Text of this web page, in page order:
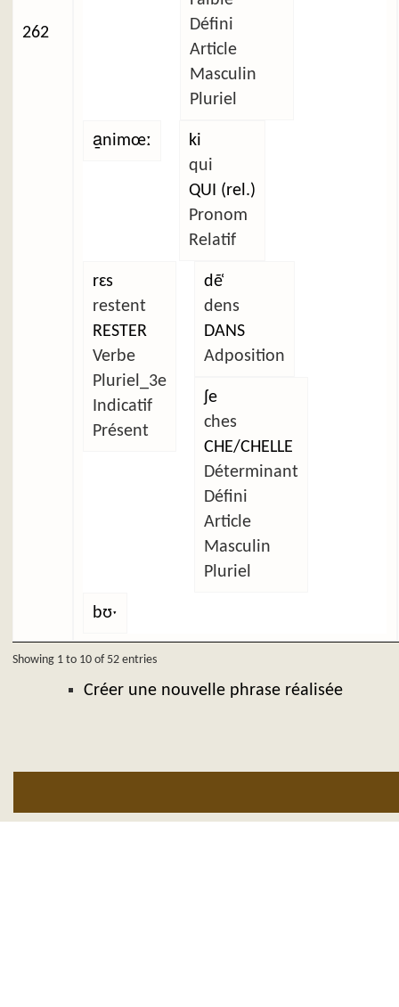
262
Défini
Article
Masculin
Pluriel
a̱nimœː
ki
qui
QUI (rel.)
Pronom
Relatif
rɛs
restent
RESTER
Verbe
Pluriel_3e
Indicatif
Présent
dẽ̜
dens
DANS
Adposition
ʃe
ches
CHE/CHELLE
Déterminant
Défini
Article
Masculin
Pluriel
bʊˑ
Showing 1 to 10 of 52 entries
Créer une nouvelle phrase réalisée